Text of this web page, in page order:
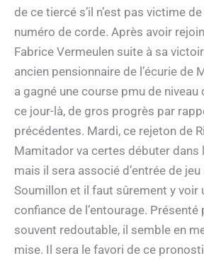
de ce tiercé s’il n’est pas victime
numéro de corde. Après avoir
Fabrice Vermeulen suite à sa
ancien pensionnaire de l’écurie de
a gagné une course pmu de
ce jour-là, de gros progrès par
précédentes. Mardi, ce rejeton de
Mamitador va certes débuter dans
mais il sera associé d’entrée de
Soumillon et il faut sûrement y voir
confiance de l’entourage. Présenté
souvent redoutable, il semble en
mise. Il sera le favori de ce